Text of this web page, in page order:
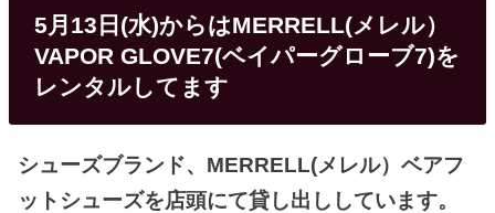
5月13日(水)からはMERRELL(メレル）
VAPOR GLOVE7(ベイパーグローブ7)を
レンタルしてます
シューズブランド、MERRELL(メレル）ベアフ
ットシューズを店頭にて貸し出ししています。